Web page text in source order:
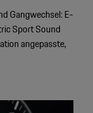
Gangwechsel: E-
Sport Sound
angepasste,